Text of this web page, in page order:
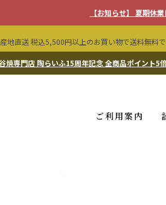
【お知らせ】 夏期休
地直送 税込5,500円以上のお買い物で送料無料
焼専門店 陶らいふ15周年記念 全商品ポイント5
ご利用案内